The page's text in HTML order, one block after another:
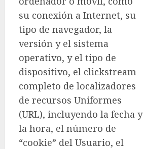
su conexión a Internet, su
tipo de navegador, la
versión y el sistema
operativo, y el tipo de
dispositivo, el clickstream
completo de localizadores
de recursos Uniformes
(URL), incluyendo la fecha y
la hora, el número de
“cookie” del Usuario, el